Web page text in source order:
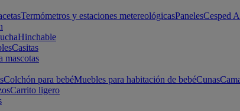
Termómetros y estaciones metereológicasPanelesCesped
Hinchable
Casitas
mascotas
Colchón para bebéMuebles para habitación de bebéCunas
Carrito ligero